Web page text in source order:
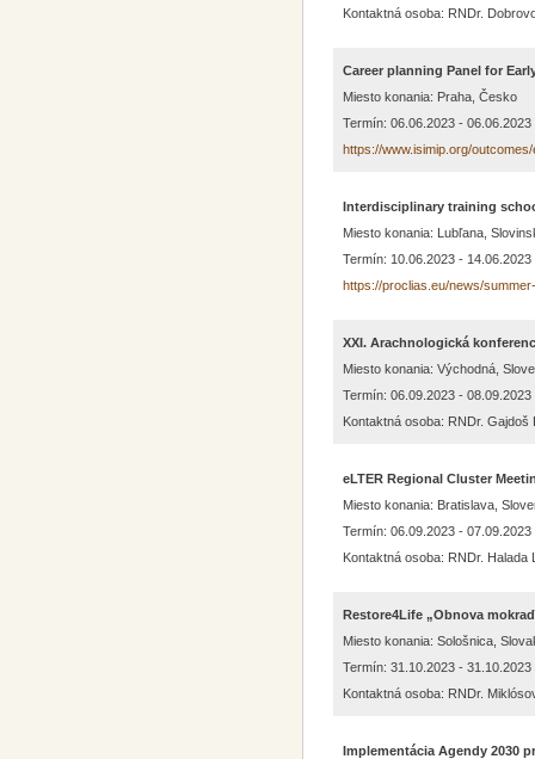
Kontaktná osoba: RNDr.
Career planning Panel for
Miesto konania: Praha, Česko
Termín: 06.06.2023 - 06.06.2023
https://www.isimip.org/
Interdisciplinary training
Miesto konania: Lubľana,
Termín: 10.06.2023 - 14.06.2023
https://proclias.eu/news/
XXI. Arachnologická
Miesto konania: Východná,
Termín: 06.09.2023 - 08.09.2023
Kontaktná osoba: RNDr. Gajdoš
eLTER Regional Cluster
Miesto konania: Bratislava,
Termín: 06.09.2023 - 07.09.2023
Kontaktná osoba: RNDr. Halada
Restore4Life „Obnova
Miesto konania: Sološnica,
Termín: 31.10.2023 - 31.10.2023
Kontaktná osoba: RNDr.
Implementácia Agendy 2030